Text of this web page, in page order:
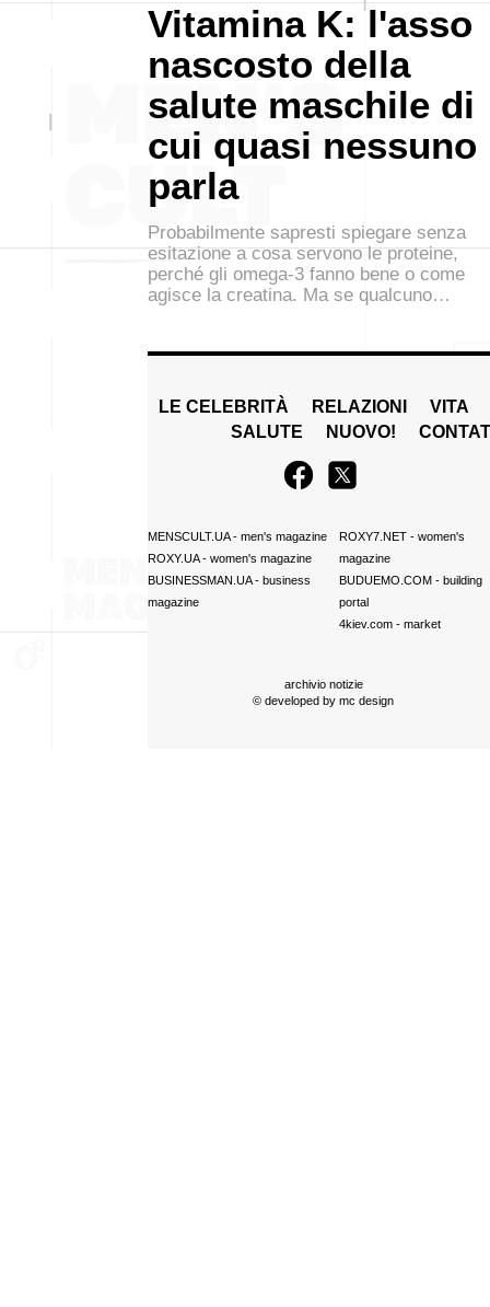
Vitamina K: l'asso
nascosto della
salute maschile di
cui quasi nessuno
parla
Probabilmente sapresti spiegare senza
esitazione a cosa servono le proteine,
perché gli omega-3 fanno bene o come
agisce la creatina. Ma se qualcuno…
LE CELEBRITÀ RELAZIONI
VITA
SALUTE
NUOVO!
MENSCULT.UA- men's magazine
ROXY.UA- women's magazine
BUSINESSMAN.UA- business
magazine
ROXY7.NET- women's
magazine
BUDUEMO.COM- building
portal
4kiev.com- market
archivio notizie
© developed by mc design